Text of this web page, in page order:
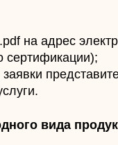
на адрес
сертификации);
вида